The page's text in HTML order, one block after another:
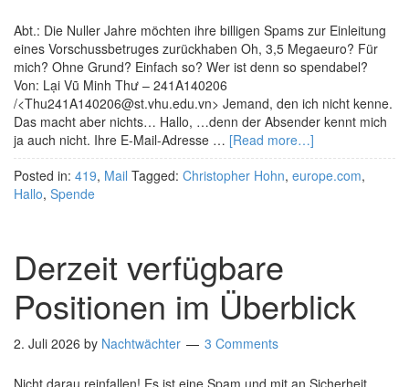
Abt.: Die Nuller Jahre möchten ihre billigen Spams zur Einleitung
eines Vorschussbetruges zurückhaben Oh, 3,5 Megaeuro? Für
mich? Ohne Grund? Einfach so? Wer ist denn so spendabel?
Von: Lại Vũ Minh Thư – 241A140206
/<Thu241A140206@st.vhu.edu.vn> Jemand, den ich nicht kenne.
Das macht aber nichts… Hallo, …denn der Absender kennt mich
ja auch nicht. Ihre E-Mail-Adresse … [Read more…]
Posted in: 419, Mail Tagged: Christopher Hohn, europe.com,
Hallo, Spende
Derzeit verfügbare
Positionen im Überblick
2. Juli 2026 by Nachtwächter 3 Comments
Nicht darau reinfallen! Es ist eine Spam und mit an Sicherheit